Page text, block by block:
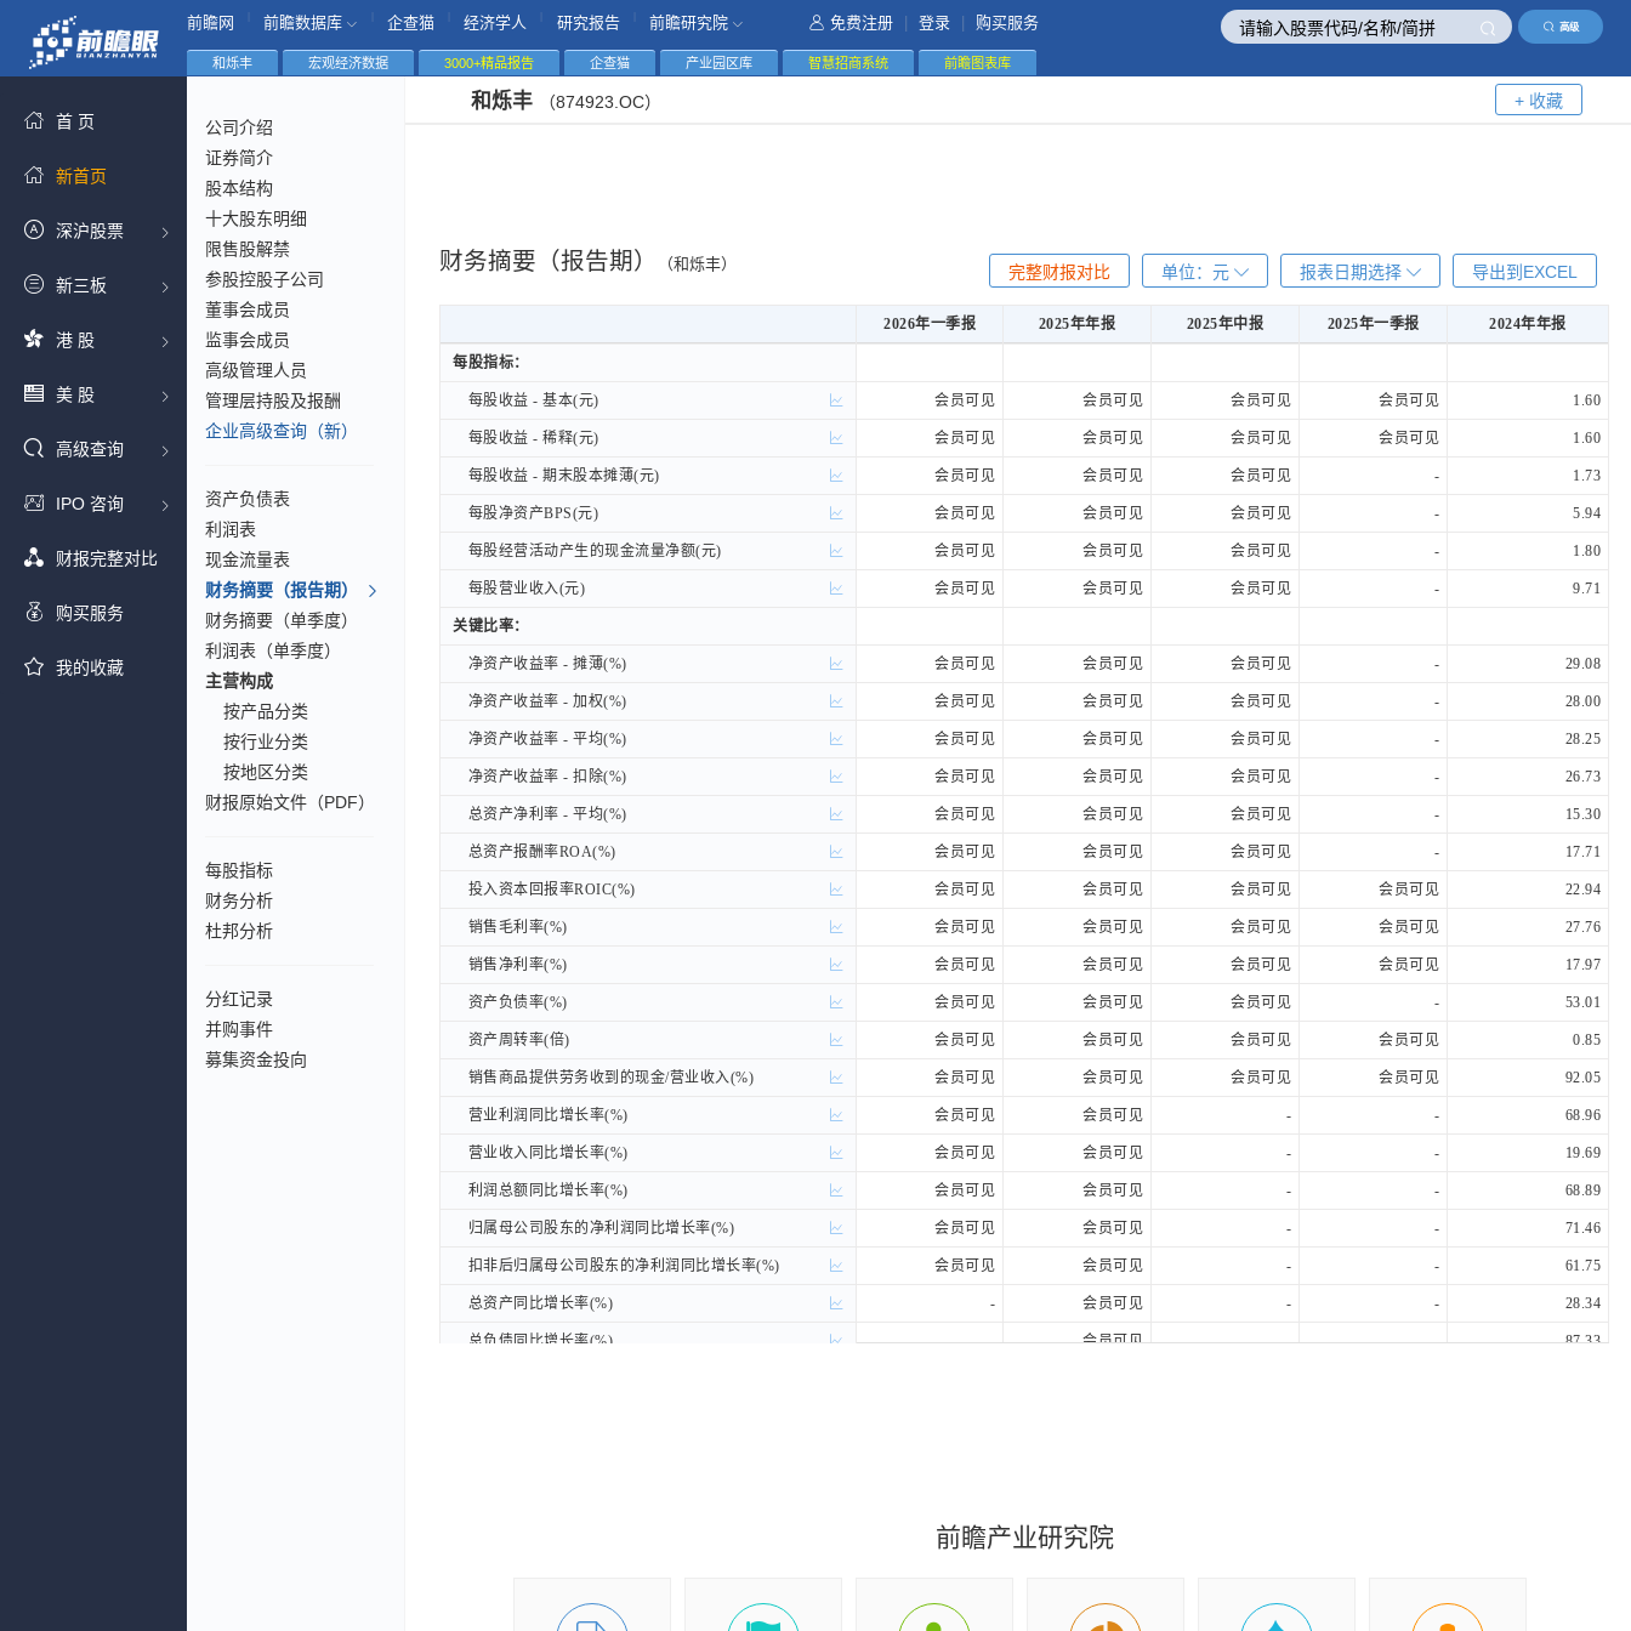
高级
前瞻网 前瞻数据库 企查猫 经济学人 研究报告 前瞻研究院 免费注册 登录 购买服务
首 页
新首页
深沪股票
新三板
港 股
美 股
高级查询
IPO 咨询
财报完整对比
购买服务
我的收藏
和烁丰 宏观经济数据 3000+精品报告 企查猫 产业园区库 智慧招商系统 前瞻图表库
公司介绍
证券简介
股本结构
十大股东明细
限售股解禁
参股控股子公司
董事会成员
监事会成员
高级管理人员
管理层持股及报酬
企业高级查询（新）
资产负债表
利润表
现金流量表
财务摘要（报告期）
财务摘要（单季度）
利润表（单季度）
主营构成
按产品分类
按行业分类
按地区分类
财报原始文件（PDF）
每股指标
财务分析
杜邦分析
分红记录
并购事件
募集资金投向
和烁丰 （874923.OC） + 收藏
财务摘要（报告期） （和烁丰） 导出到EXCEL
报表日期选择
单位： 元
完整财报对比
2026年一季报 2025年年报 2025年中报 2025年一季报
2024年年报
每股指标：
每股收益 - 基本(元) 会员可见 会员可见 会员可见 会员可见 1.60
每股收益 - 稀释(元) 会员可见 会员可见 会员可见 会员可见 1.60
每股收益 - 期末股本摊薄(元) 会员可见 会员可见 会员可见 - 1.73
每股净资产BPS(元) 会员可见 会员可见 会员可见 - 5.94
每股经营活动产生的现金流量净额(元) 会员可见 会员可见 会员可见 - 1.80
每股营业收入(元) 会员可见 会员可见 会员可见 - 9.71
关键比率：
净资产收益率 - 摊薄(%) 会员可见 会员可见 会员可见 - 29.08
净资产收益率 - 加权(%) 会员可见 会员可见 会员可见 - 28.00
净资产收益率 - 平均(%) 会员可见 会员可见 会员可见 - 28.25
净资产收益率 - 扣除(%) 会员可见 会员可见 会员可见 - 26.73
总资产净利率 - 平均(%) 会员可见 会员可见 会员可见 - 15.30
总资产报酬率ROA(%) 会员可见 会员可见 会员可见 - 17.71
投入资本回报率ROIC(%) 会员可见 会员可见 会员可见 会员可见 22.94
销售毛利率(%) 会员可见 会员可见 会员可见 会员可见 27.76
销售净利率(%) 会员可见 会员可见 会员可见 会员可见 17.97
资产负债率(%) 会员可见 会员可见 会员可见 - 53.01
资产周转率(倍) 会员可见 会员可见 会员可见 会员可见 0.85
销售商品提供劳务收到的现金/营业收入(%) 会员可见 会员可见 会员可见 会员可见 92.05
营业利润同比增长率(%) 会员可见 会员可见 - - 68.96
营业收入同比增长率(%) 会员可见 会员可见 - - 19.69
利润总额同比增长率(%) 会员可见 会员可见 - - 68.89
归属母公司股东的净利润同比增长率(%) 会员可见 会员可见 - - 71.46
扣非后归属母公司股东的净利润同比增长率(%) 会员可见 会员可见 - - 61.75
总资产同比增长率(%) - 会员可见 - - 28.34
总负债同比增长率(%) - 会员可见 - - 87.33
会员可见 会员可见
会员可见 会员可见 会员可见 会员可见
每股指标：
每股收益 - 基本(元)
每股收益 - 稀释(元)
每股收益 - 期末股本摊薄(元)
每股净资产BPS(元)
每股经营活动产生的现金流量净额(元)
每股营业收入(元)
关键比率：
净资产收益率 - 摊薄(%)
净资产收益率 - 加权(%)
净资产收益率 - 平均(%)
净资产收益率 - 扣除(%)
总资产净利率 - 平均(%)
总资产报酬率ROA(%)
投入资本回报率ROIC(%)
销售毛利率(%)
销售净利率(%)
资产负债率(%)
资产周转率(倍)
销售商品提供劳务收到的现金/营业收入(%)
营业利润同比增长率(%)
营业收入同比增长率(%)
利润总额同比增长率(%)
归属母公司股东的净利润同比增长率(%)
扣非后归属母公司股东的净利润同比增长率(%)
总资产同比增长率(%)
总负债同比增长率(%)
前瞻产业研究院